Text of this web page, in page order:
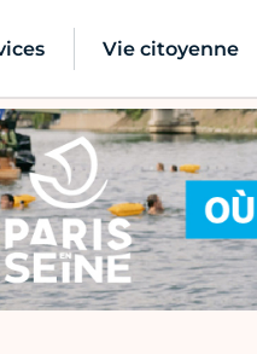
Vie citoyenne